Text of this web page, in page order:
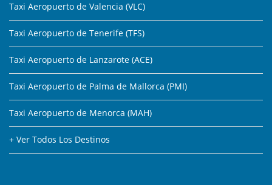
Taxi Aeropuerto de Valencia (VLC)
Taxi Aeropuerto de Tenerife (TFS)
Taxi Aeropuerto de Lanzarote (ACE)
Taxi Aeropuerto de Palma de Mallorca (PMI)
Taxi Aeropuerto de Menorca (MAH)
+ Ver Todos Los Destinos